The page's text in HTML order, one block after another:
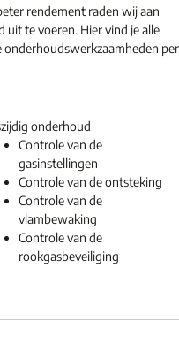
rendement raden wij aan
uit te voeren. Hier vind je alle
onderhoudswerkzaamheden per
onderhoud
Controle van de
gasinstellingen
Controle van de ontsteking
Controle van de
vlambewaking
Controle van de
rookgasbeveiliging